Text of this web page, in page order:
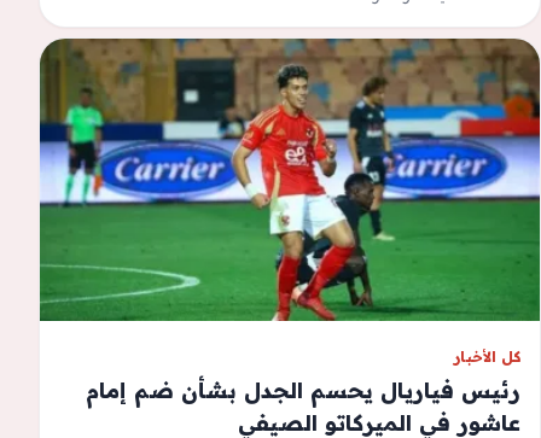
استخباراتية…
كل الأخبار
رئيس فياريال يحسم الجدل بشأن ضم إمام
عاشور في الميركاتو الصيفي